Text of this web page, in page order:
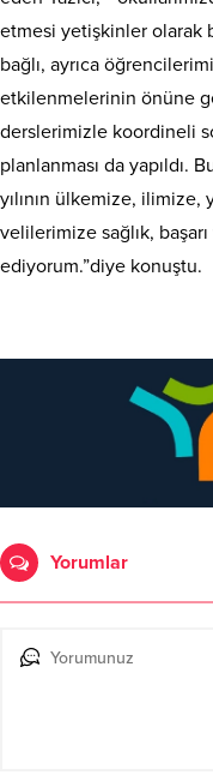
etmesi yetişkinler olarak
bağlı, ayrıca
etkilenmelerinin önüne
derslerimizle koordineli
planlanması da yapıldı.
yılının ülkemize,
velilerimize sağlık,
ediyorum.”diye konuştu.
Yorumlar